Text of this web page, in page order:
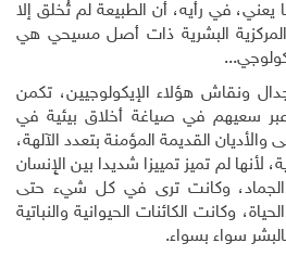
في رأيه، أن الطبيعة لم تُخلق إلا
البشرية ذات أصل مسيحي هي
ونقاش هؤلاء الإيكولوجيين، تكمن
سعيهم في صياغة أخلاق بيئية في
القديمة المؤمنة بتعدد الآلهة،
لأنها لم تميز تمييزا شديدا بين الإِنسان
والجماد، وكانت ترى في كل شيء حتى
وكانت الكائنات الحيوانية والنباتية
سواء بسواء.